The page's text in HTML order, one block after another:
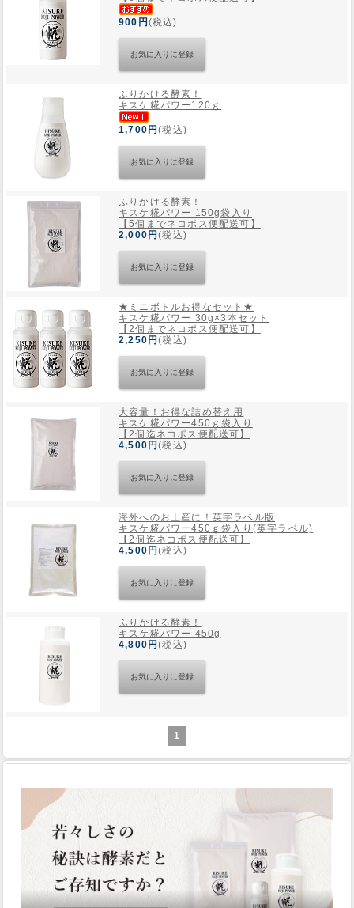
900円(税込)
ふりかける酵素！
キスケ糀パワー120ｇ
1,700円(税込)
ふりかける酵素！
キスケ糀パワー 150g袋入り
【5個までネコポス便配送可】
2,000円(税込)
★ミニボトルお得なセット★
キスケ糀パワー 30g×3本セット
【2個までネコポス便配送可】
2,250円(税込)
大容量！お得な詰め替え用
キスケ糀パワー450ｇ袋入り
【2個迄ネコポス便配送可】
4,500円(税込)
海外へのお土産に！英字ラベル版
キスケ糀パワー450ｇ袋入り(英字ラベル)
【2個迄ネコポス便配送可】
4,500円(税込)
ふりかける酵素！
キスケ糀パワー 450g
4,800円(税込)
1